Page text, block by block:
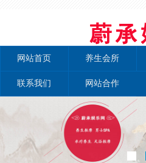
网站首页 养生会所
联系我们 网站合作